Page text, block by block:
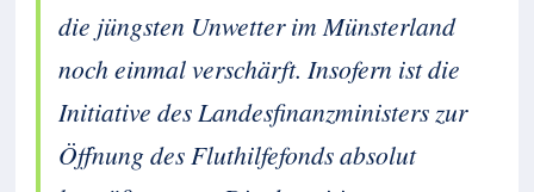
die jüngsten Unwetter im Münsterland
noch einmal verschärft. Insofern ist die
Initiative des Landesfinanzministers zur
Öffnung des Fluthilfefonds absolut